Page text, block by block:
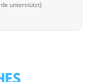
unterstützt)